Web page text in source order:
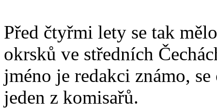
Před čtyřmi lety se tak
okrsků ve středních
jméno je redakci známo,
jeden z komisařů.